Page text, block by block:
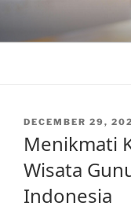
content
POSTED
DECEMBER 29,
Menikmati
Wisata
Indonesia